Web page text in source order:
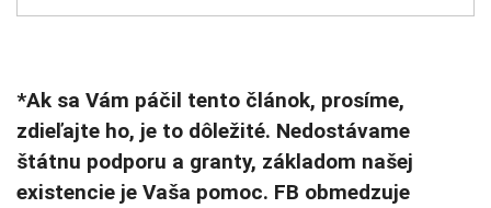
*Ak sa Vám páčil tento článok, prosíme,
zdieľajte ho, je to dôležité. Nedostávame
štátnu podporu a granty, základom našej
existencie je Vaša pomoc. FB obmedzuje